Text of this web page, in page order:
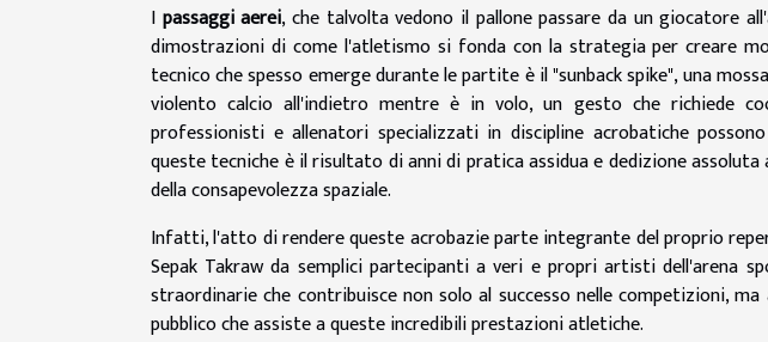
I passaggi aerei, che talvolta vedono il pallone passare da un giocatore
dimostrazioni di come l'atletismo si fonda con la strategia per creare
tecnico che spesso emerge durante le partite è il "sunback spike", una
violento calcio all'indietro mentre è in volo, un gesto che richiede
professionisti e allenatori specializzati in discipline acrobatiche
queste tecniche è il risultato di anni di pratica assidua e dedizione
della consapevolezza spaziale.
Infatti, l'atto di rendere queste acrobazie parte integrante del proprio
Sepak Takraw da semplici partecipanti a veri e propri artisti dell'arena
straordinarie che contribuisce non solo al successo nelle competizioni,
pubblico che assiste a queste incredibili prestazioni atletiche.